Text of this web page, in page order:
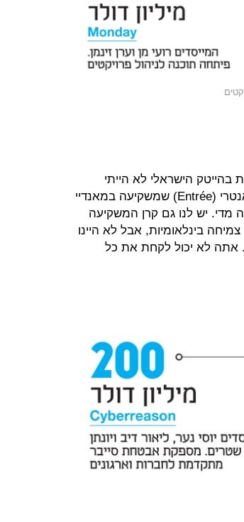
בהייטק הישראלי לא הייתי
לוקח״, אומר ל"כלכליסט" רן אחיטוב, שותף בקרן אנטרי (Entrée) שמשקיעה במאנדיי
מדי. יש לנו גם קרן המשקיעה
בינלאומיות, אבל לא היינו
אתה לא יכול לקחת את כל